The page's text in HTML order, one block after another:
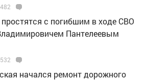
с погибшим в ходе СВО
Пантелеевым
начался ремонт дорожного